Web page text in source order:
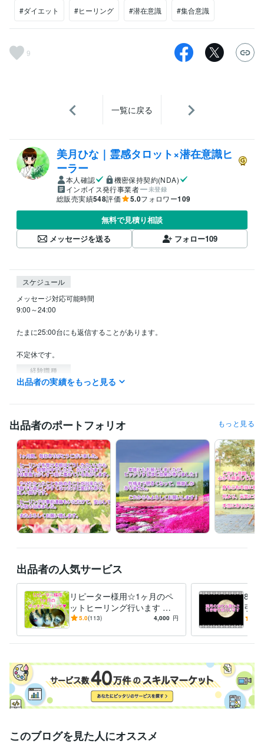
#ダイエット #ヒーリング #潜在意識 #集合意識
9
一覧に戻る
美月ひな｜霊感タロット×潜在意識ヒ
ーラー
本人確認
機密保持契約(NDA)
インボイス発行事業者
未登録
総販売実績548評価 5.0フォロワー109
無料で見積り相談
メッセージを送る
フォロー109
スケジュール
メッセージ対応可能時間
9:00～24:00
たまに25:00台にも返信することがあります。
経験職種
営業 / 法人営業 経験年数 : 15年
営業 / 営業事務・アシスタント 経験年数 : 9年
事務・ビジネスサポート / 事務（一般事務）
ライフスタイル・その他 / 占い師
受賞歴
ゴールドランクに昇格 プラチナランクに昇格
ビジネス・クリエイティブツール
Excel:15年PowerPoint:3年Word:15年
得意分野
占い 強力浄化（ヒーリング） 強力祈祷
占い ご縁結び 潜在意識書き換え（勾玉セラピー） 総合スピリチュ
ヒーリング 占い 霊感タロット
オラクルカード
潜在意識
出品者の実績をもっと見る
出品者のポートフォリオ もっと見る
出品者の人気サービス
リピーター様用☆1ヶ月のペ
ットヒーリング行います じ
っくり癒してご機嫌に過ごし
5.0(113) 4,000 円
8/
引き
ワー
このブログを見た人にオススメ